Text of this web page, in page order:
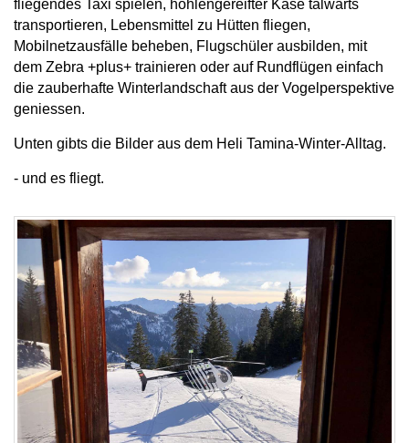
fliegendes Taxi spielen, höhlengereifter Käse talwärts
transportieren, Lebensmittel zu Hütten fliegen,
Mobilnetzausfälle beheben, Flugschüler ausbilden, mit
dem Zebra +plus+ trainieren oder auf Rundflügen einfach
die zauberhafte Winterlandschaft aus der Vogelperspektive
geniessen.
Unten gibts die Bilder aus dem Heli Tamina-Winter-Alltag.
- und es fliegt.